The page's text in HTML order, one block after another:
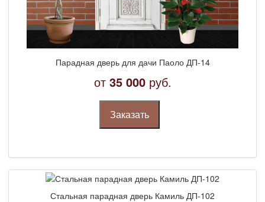
Парадная дверь для дачи Паоло ДП-14
от 35 000 руб.
Заказать
Стальная парадная дверь Камиль ДП-102